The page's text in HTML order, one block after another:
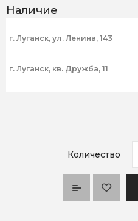
Наличие
г. Луганск, ул. Ленина, 143
г. Луганск, кв. Дружба, 11
Количество